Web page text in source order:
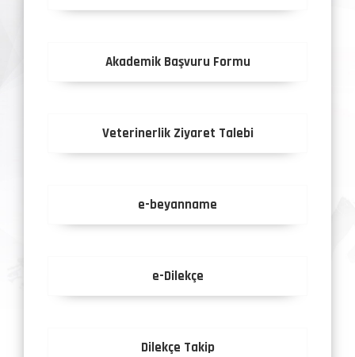
Akademik Başvuru Formu
Veterinerlik Ziyaret Talebi
e-beyanname
e-Dilekçe
Dilekçe Takip